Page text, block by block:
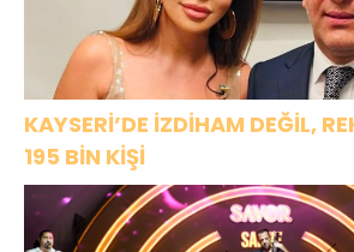
KAYSERİ’DE İZDİHAM DEĞİL,
195 BİN KİŞİ